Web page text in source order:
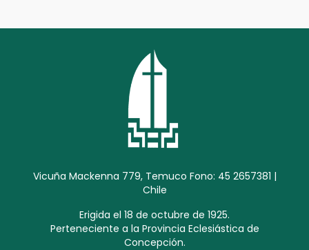
Vicuña Mackenna 779, Temuco Fono: 45 2657381 |
Chile
Erigida el 18 de octubre de 1925.
Perteneciente a la Provincia Eclesiástica de
Concepción.